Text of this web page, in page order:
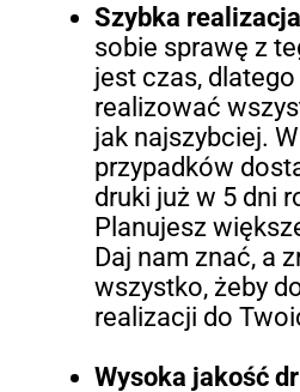
Szybka realizacja
sobie sprawę z
jest czas,
realizować
jak najszybciej.
przypadków
druki już w 5 dni
Planujesz
Daj nam znać, a
wszystko, żeby
realizacji do
Wysoka jakość